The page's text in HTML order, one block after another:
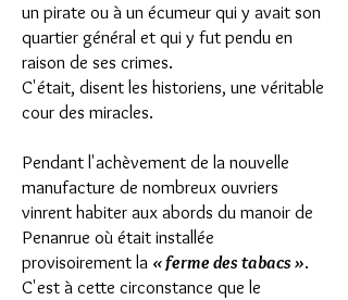
un pirate ou à un écumeur qui y avait son
quartier général et qui y fut pendu en
raison de ses crimes.
C'était, disent les historiens, une véritable
cour des miracles.
Pendant l'achèvement de la nouvelle
manufacture de nombreux ouvriers
vinrent habiter aux abords du manoir de
Penanrue où était installée
provisoirement la « ferme des tabacs ».
C'est à cette circonstance que le